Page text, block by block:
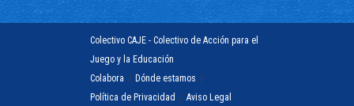
Colectivo CAJE - Colectivo de Acción para el
Juego y la Educación
Colabora / Dónde estamos /
Política de Privacidad / Aviso Legal